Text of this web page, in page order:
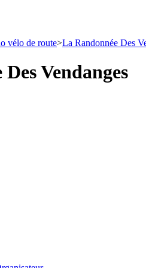
vélo de route>La Randonnée Des
Vendanges